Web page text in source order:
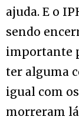
ajuda. E o
sendo
importante
ter alguma
igual com
morreram